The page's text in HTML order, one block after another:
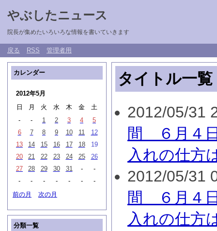
やぶしたニュース
院長が集めたいろいろな情報を書いていきます
戻る RSS 管理者用
タイトル一覧
2012/05/31
間 ６月４
入れの仕方
2012/05/31
間 ６月４
入れの仕方
カレンダー
2012年5月
日
月 火 水 木 金
土
-
- 1 2 3 4
5
6
7 8 9 10 11
12
13
14 15 16 17 18
19
20
21 22 23 24 25
26
27
28 29 30 31 -
-
-
- - - - -
-
前の月
次の月
分類一覧